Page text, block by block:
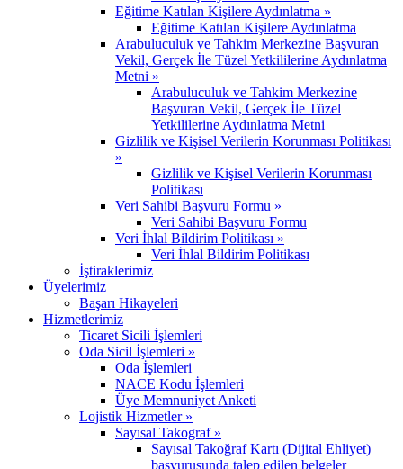
Eğitime Katılan Kişilere Aydınlatma »
Eğitime Katılan Kişilere Aydınlatma
Arabuluculuk ve Tahkim Merkezine Başvuran
Vekil, Gerçek İle Tüzel Yetkililerine Aydınlatma
Metni »
Arabuluculuk ve Tahkim Merkezine
Başvuran Vekil, Gerçek İle Tüzel
Yetkililerine Aydınlatma Metni
Gizlilik ve Kişisel Verilerin Korunması Politikası
»
Gizlilik ve Kişisel Verilerin Korunması
Politikası
Veri Sahibi Başvuru Formu »
Veri Sahibi Başvuru Formu
Veri İhlal Bildirim Politikası »
Veri İhlal Bildirim Politikası
İştiraklerimiz
Üyelerimiz
Başarı Hikayeleri
Hizmetlerimiz
Ticaret Sicili İşlemleri
Oda Sicil İşlemleri »
Oda İşlemleri
NACE Kodu İşlemleri
Üye Memnuniyet Anketi
Lojistik Hizmetler »
Sayısal Takograf »
Sayısal Takoğraf Kartı (Dijital Ehliyet)
başvurusunda talep edilen belgeler